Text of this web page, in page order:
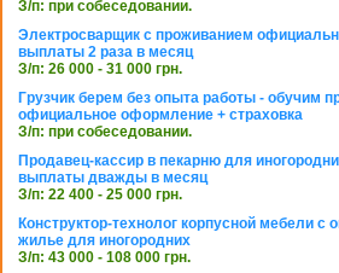
З/п: при собеседовании.
Электросварщик с проживанием
выплаты 2 раза в месяц
З/п: 26 000 - 31 000 грн.
Грузчик берем без опыта работы - обучим
официальное оформление + страховка
З/п: при собеседовании.
Продавец-кассир в пекарню для
выплаты дважды в месяц
З/п: 22 400 - 25 000 грн.
Конструктор-технолог корпусной мебели с
жилье для иногородних
З/п: 43 000 - 108 000 грн.